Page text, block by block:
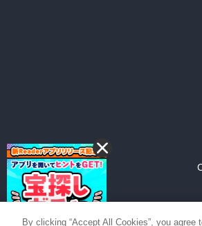
By clicking “Accept All Cookies”, you